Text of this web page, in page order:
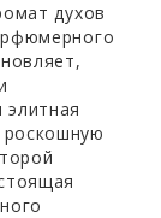
духов
роскошную